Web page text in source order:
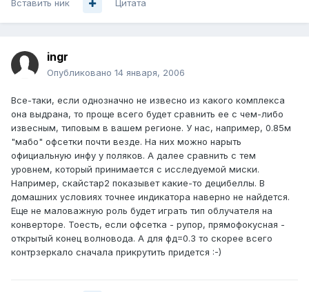
Вставить ник Цитата
ingr
Опубликовано 14 января, 2006
Все-таки, если однозначно не извесно из какого комплекса
она выдрана, то проще всего будет сравнить ее с чем-либо
извесным, типовым в вашем регионе. У нас, например, 0.85м
"мабо" офсетки почти везде. На них можно нарыть
официальную инфу у поляков. А далее сравнить с тем
уровнем, который принимается с исследуемой миски.
Например, скайстар2 показывет какие-то децибеллы. В
домашних условиях точнее индикатора наверно не найдется.
Еще не маловажную роль будет играть тип облучателя на
конверторе. Тоесть, если офсетка - рупор, прямофокусная -
открытый конец волновода. А для фд=0.3 то скорее всего
контрзеркало сначала прикрутить придется :-)